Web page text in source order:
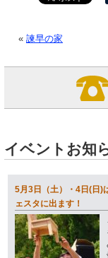
« 諫早の家
イベントお知
5月3日（土）・4日(日)
ェスタに出ます！